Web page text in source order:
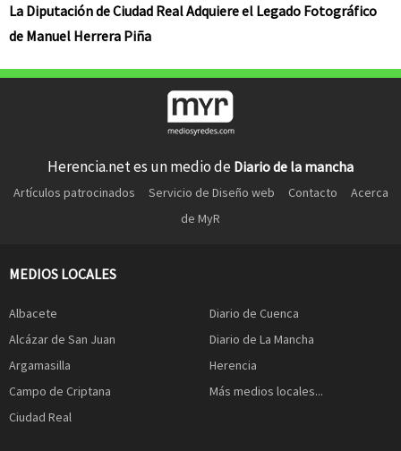
La Diputación de Ciudad Real Adquiere el Legado Fotográfico
de Manuel Herrera Piña
Herencia.net es un medio de Diario de la mancha
Artículos patrocinados Servicio de Diseño web Contacto
Acerca
de MyR
MEDIOS LOCALES
Albacete
Alcázar de San Juan
Argamasilla
Campo de Criptana
Ciudad Real
Diario de Cuenca
Diario de La Mancha
Herencia
Más medios locales...